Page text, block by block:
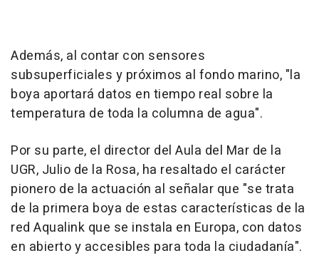
Además, al contar con sensores
subsuperficiales y próximos al fondo marino, "la
boya aportará datos en tiempo real sobre la
temperatura de toda la columna de agua".
Por su parte, el director del Aula del Mar de la
UGR, Julio de la Rosa, ha resaltado el carácter
pionero de la actuación al señalar que "se trata
de la primera boya de estas características de la
red Aqualink que se instala en Europa, con datos
en abierto y accesibles para toda la ciudadanía".